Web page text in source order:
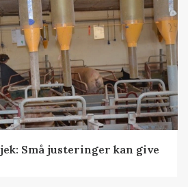
Små justeringer kan give